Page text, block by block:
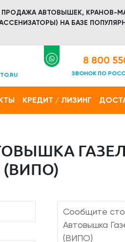
АВТОВЫШЕК, КРАНОВ-
НА БАЗЕ
8 800
ЗВОНОК ПО
КРЕДИТ / ЛИЗИНГ
(ВИПО)